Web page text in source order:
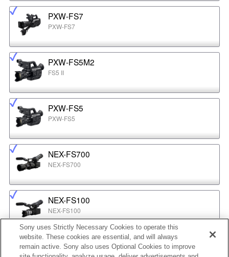
PXW-FS7
PXW-FS7
PXW-FS5M2
FS5 II
PXW-FS5
PXW-FS5
NEX-FS700
NEX-FS700
NEX-FS100
NEX-FS100
NEX-EA50
Sony uses Strictly Necessary Cookies to operate this
website. These cookies are essential, and will always
remain active. Sony also uses Optional Cookies to improve